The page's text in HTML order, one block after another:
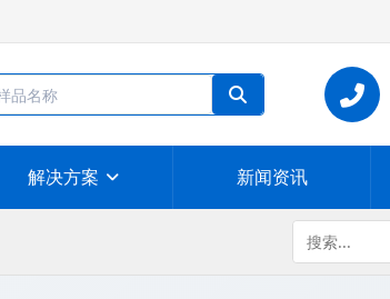
解决方案 新闻资讯